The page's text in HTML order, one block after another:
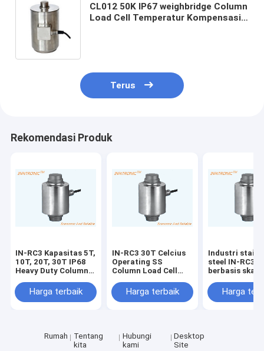
CL012 50K IP67 weighbridge Column
Load Cell Temperatur Kompensasi
Terus
Rekomendasi Produk
IN-RC3 Kapasitas 5T,
10T, 20T, 30T IP68
Heavy Duty Column
alloy steel Load Cell
150% / 250% dari
Harga terbaik
IN-RC3 30T Celcius
Operating SS
Column Load Cell
IP68 untuk
timbangan truk tol
Harga terbaik
Industri
steel IN-RC3
berbasis
dengan tahan
IP68
Harga
Rumah
Tentang
kita
Hubungi
kami
Desktop
Site